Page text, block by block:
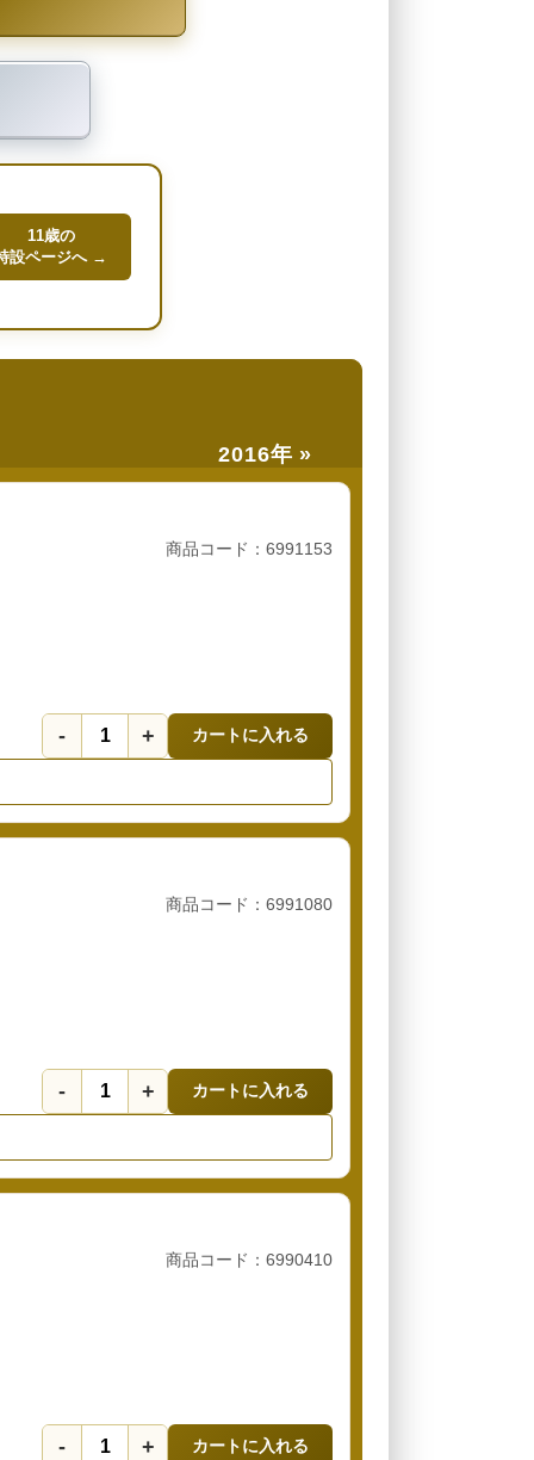
11歳の
設ページへ →
2016年 »
商品コード：6991153
- + カートに入れる
商品コード：6991080
- + カートに入れる
商品コード：6990410
- + カートに入れる